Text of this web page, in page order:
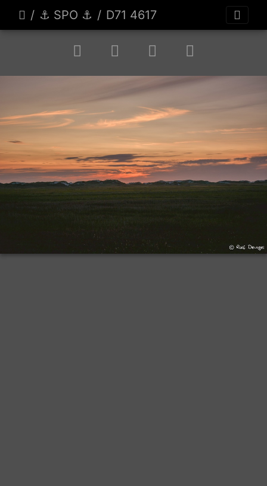
⚓️ SPO ⚓️ D71 4617